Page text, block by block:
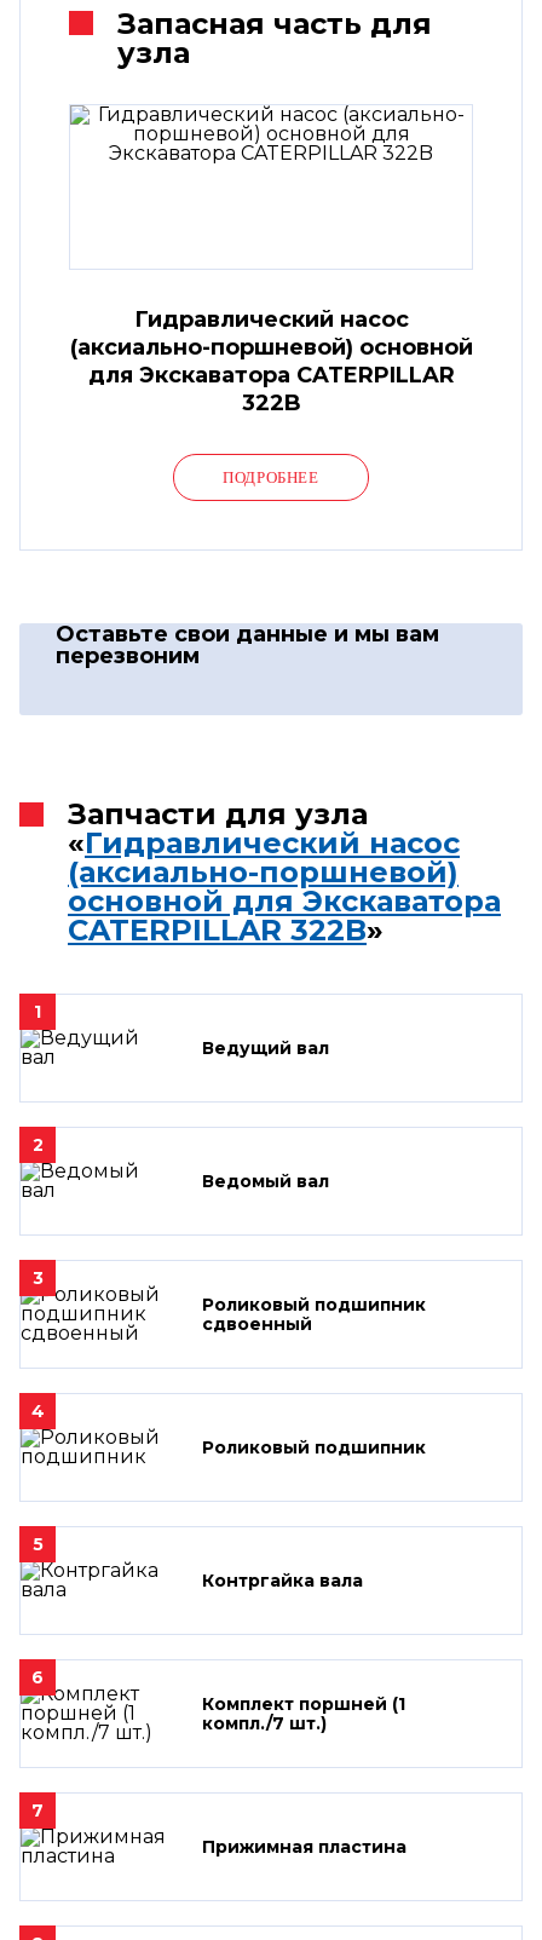
Запасная часть для
узла
Гидравлический насос
(аксиально-поршневой) основной
для Экскаватора CATERPILLAR
322B
ПОДРОБНЕЕ
Оставьте свои данные и мы вам
перезвоним
Запчасти для узла
«Гидравлический насос
(аксиально-поршневой)
основной для Экскаватора
CATERPILLAR 322B»
1
Ведущий вал
2
Ведомый вал
3
Роликовый подшипник
сдвоенный
4
Роликовый подшипник
5
Контргайка вала
6
Комплект поршней (1
компл./7 шт.)
7
Прижимная пластина